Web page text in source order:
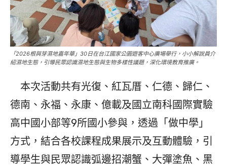
「2026根與芽濕地嘉年華」30日在台江國家公園遊客中心廣場舉行，小小解說員介
紹濕地生態，引導民眾認識濕地生態與生物多樣性議題，深化環境教育推廣。
本次活動共有光復、紅瓦厝、仁德、歸仁、
德南、永福、永康、億載及國立南科國際實驗
高中國小部等9所國小參與，透過「做中學」
方式，結合各校課程成果展示及互動體驗，引
導學生與民眾認識弧邊招潮蟹、大彈塗魚、黑